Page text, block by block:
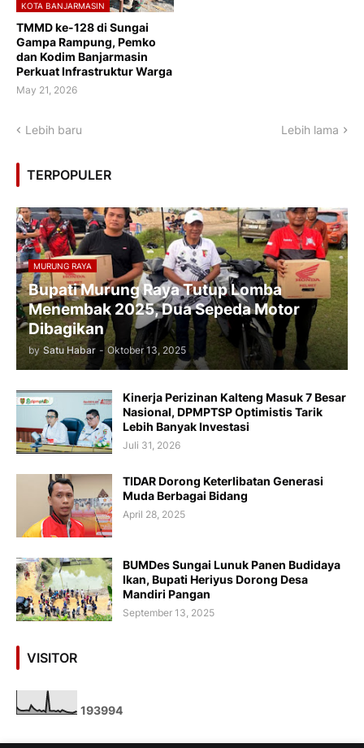
KOTA BANJARMASIN
TMMD ke-128 di Sungai
Gampa Rampung, Pemko
dan Kodim Banjarmasin
Perkuat Infrastruktur Warga
May 21, 2026
Lebih baru Lebih lama
TERPOPULER
MURUNG RAYA
Bupati Murung Raya Tutup Lomba
Menembak 2025, Dua Sepeda Motor
Dibagikan
by Satu Habar - Oktober 13, 2025
Kinerja Perizinan Kalteng Masuk 7 Besar
Nasional, DPMPTSP Optimistis Tarik
Lebih Banyak Investasi
Juli 31, 2026
TIDAR Dorong Keterlibatan Generasi
Muda Berbagai Bidang
April 28, 2025
BUMDes Sungai Lunuk Panen Budidaya
Ikan, Bupati Heriyus Dorong Desa
Mandiri Pangan
September 13, 2025
VISITOR
193994